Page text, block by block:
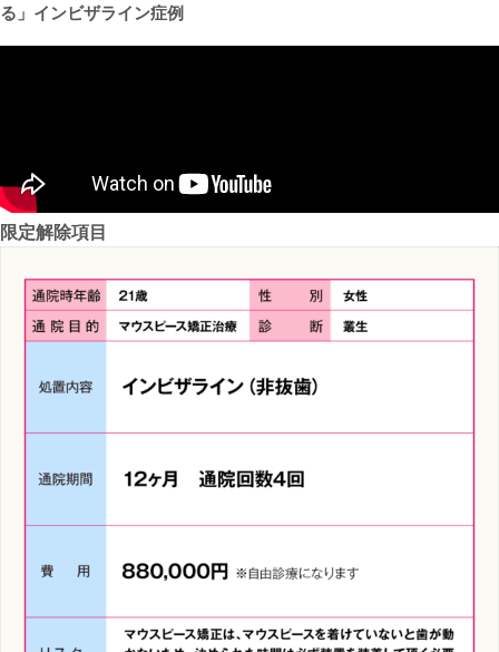
る」インビザライン症例
限定解除項目